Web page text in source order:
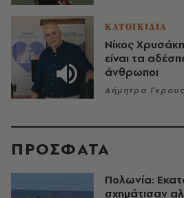
ΚΑΤΟΙΚΙΔΙΑ
Νίκος
είναι τα
άνθρωποι
Δήμητρα Γκρους
ΠΡΟΣΦΑΤΑ
Πολωνία:
σχημάτισαν